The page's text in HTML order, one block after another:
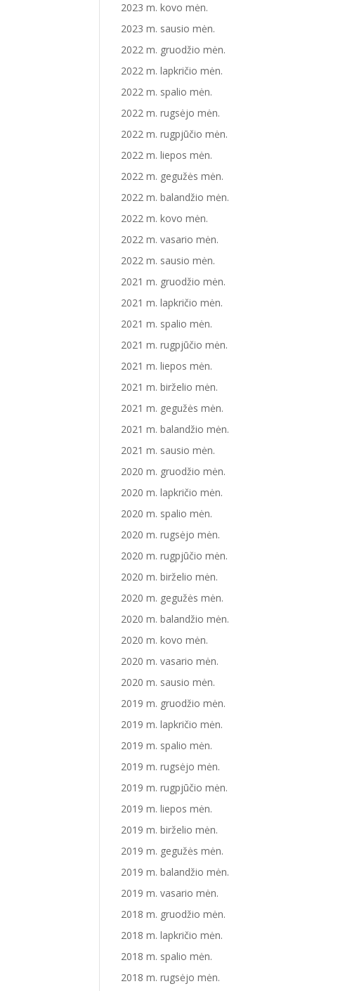
2023 m. kovo mėn.
2023 m. sausio mėn.
2022 m. gruodžio mėn.
2022 m. lapkričio mėn.
2022 m. spalio mėn.
2022 m. rugsėjo mėn.
2022 m. rugpjūčio mėn.
2022 m. liepos mėn.
2022 m. gegužės mėn.
2022 m. balandžio mėn.
2022 m. kovo mėn.
2022 m. vasario mėn.
2022 m. sausio mėn.
2021 m. gruodžio mėn.
2021 m. lapkričio mėn.
2021 m. spalio mėn.
2021 m. rugpjūčio mėn.
2021 m. liepos mėn.
2021 m. birželio mėn.
2021 m. gegužės mėn.
2021 m. balandžio mėn.
2021 m. sausio mėn.
2020 m. gruodžio mėn.
2020 m. lapkričio mėn.
2020 m. spalio mėn.
2020 m. rugsėjo mėn.
2020 m. rugpjūčio mėn.
2020 m. birželio mėn.
2020 m. gegužės mėn.
2020 m. balandžio mėn.
2020 m. kovo mėn.
2020 m. vasario mėn.
2020 m. sausio mėn.
2019 m. gruodžio mėn.
2019 m. lapkričio mėn.
2019 m. spalio mėn.
2019 m. rugsėjo mėn.
2019 m. rugpjūčio mėn.
2019 m. liepos mėn.
2019 m. birželio mėn.
2019 m. gegužės mėn.
2019 m. balandžio mėn.
2019 m. vasario mėn.
2018 m. gruodžio mėn.
2018 m. lapkričio mėn.
2018 m. spalio mėn.
2018 m. rugsėjo mėn.